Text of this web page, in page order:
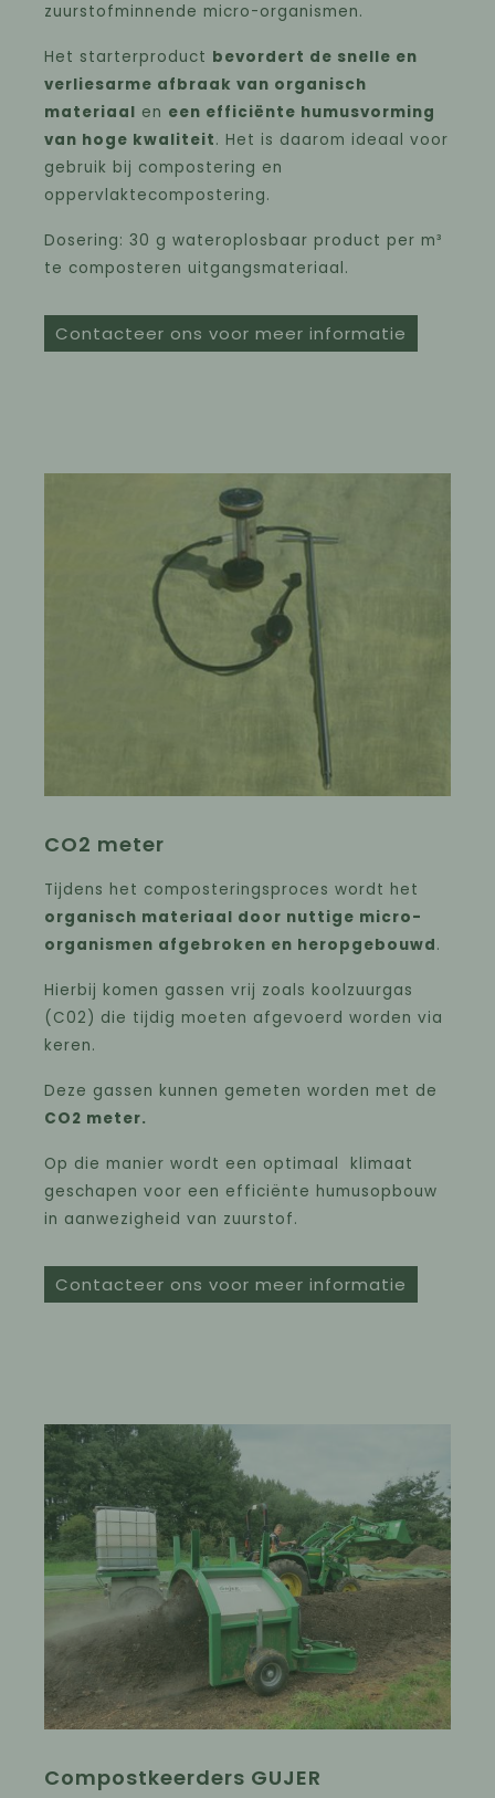
zuurstofminnende micro-organismen.
Het starterproduct bevordert de snelle en
verliesarme afbraak van organisch
materiaal en een efficiënte humusvorming
van hoge kwaliteit. Het is daarom ideaal voor
gebruik bij compostering en
oppervlaktecompostering.
Dosering: 30 g wateroplosbaar product per m³
te composteren uitgangsmateriaal.
Contacteer ons voor meer informatie
CO2 meter
Tijdens het composteringsproces wordt het
organisch materiaal door nuttige micro-
organismen afgebroken en heropgebouwd.
Hierbij komen gassen vrij zoals koolzuurgas
(C02) die tijdig moeten afgevoerd worden via
keren.
Deze gassen kunnen gemeten worden met de
CO2 meter.
Op die manier wordt een optimaal klimaat
geschapen voor een efficiënte humusopbouw
in aanwezigheid van zuurstof.
Contacteer ons voor meer informatie
Compostkeerders GUJER